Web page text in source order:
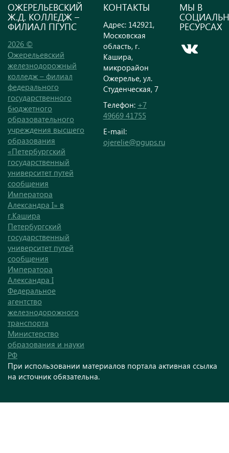
ОЖЕРЕЛЬЕВСКИЙ
Ж.Д. КОЛЛЕДЖ –
ФИЛИАЛ ПГУПС
2026 ©
Ожерельевский
железнодорожный
колледж – филиал
федерального
государственного
бюджетного
образовательного
учреждения высшего
образования
«Петербургский
государственный
университет путей
сообщения
Императора
Александра I» в
г.Кашира
Петербургский
государственный
университет путей
сообщения
Императора
Александра I
Федеральное
агентство
железнодорожного
транспорта
Министерство
образования и науки
РФ
КОНТАКТЫ
Адрес: 142921,
Московская
область, г.
Кашира,
микрорайон
Ожерелье, ул.
Студенческая, 7
Телефон: +7
49669 41755
E-mail:
ojerelie@pgups.ru
МЫ В
РЕСУРСАХ
При использовании материалов портала активная ссылка
на источник обязательна.